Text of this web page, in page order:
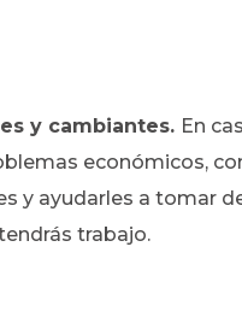
y cambiantes. En
económicos,
y ayudarles a tomar
trabajo.